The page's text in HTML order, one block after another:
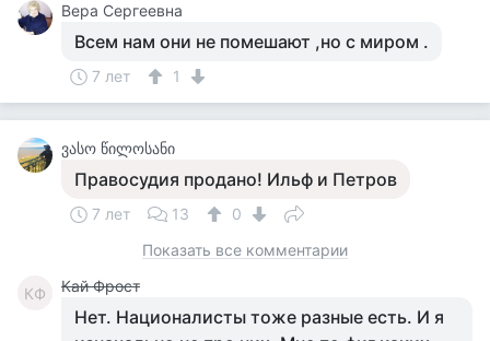
Вера Сергеевна
Всем нам они не помешают ,но с миром .
7 лет 1
ვასო წილოსანი
Правосудия продано! Ильф и Петров
7 лет 13
0
Показать все комментарии
КФ Кай Фрост
Нет. Националисты тоже разные есть. И я